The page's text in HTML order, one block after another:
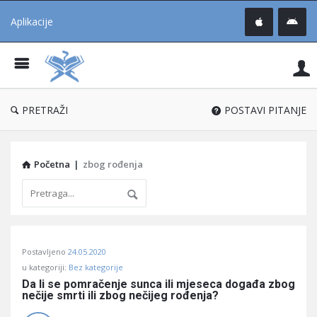
Aplikacije
®
PRETRAŽI POSTAVI PITANJE
Početna | zbog rođenja
Učene
Latest
Postavljeno 24.05.2020
u kategoriji: Bez kategorije
Da li se pomračenje sunca ili mjeseca događa zbog
nečije smrti ili zbog nečijeg rođenja?